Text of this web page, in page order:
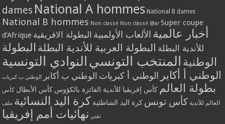
dames National A hommes National B dames
National B hommes Non classé Non classé @ar Super coupe
d'Afrique
أخبار عالمية الألعاب الأولمبية البطولة الافريقية
للأندية البطلة البطولة العربية للأندية البطلة البطولة
الوطنية المنتخب التونسي النوادي التونسية
الوطني أ أكابر الوطني أ كبريات الوطني ب أكابر الوطني ب كبريات
بطولة العالم كأس إفريقيا للأندية الفائزة بالكؤوس كأس الأبطال كأس
العالم للأندية كأس تونس كرة اليد الشاطئية كرة اليد النسائية ملف
تقني نهائيات أمم إفريقيا